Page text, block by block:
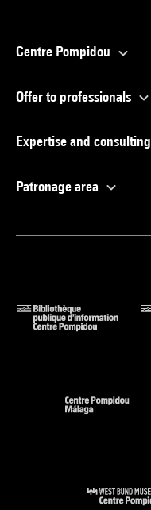
Centre Pompidou
Offer to professionals
Expertise and consulting
Patronage area